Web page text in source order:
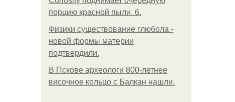
порцию красной пыли. 6.
Физики существование глюбола -
новой формы материи
подтвердили.
В Пскове археологи 800-летнее
височное кольцо с Балкан нашли.